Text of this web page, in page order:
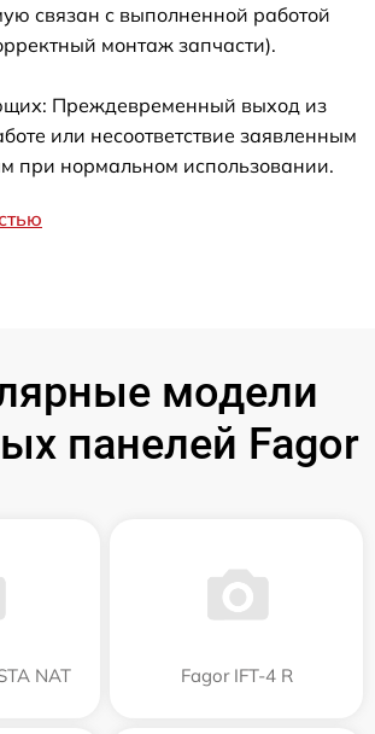
связан с выполненной работой
монтаж запчасти).
Преждевременный выход из
или несоответствие заявленным
при нормальном использовании.
модели
панелей Fagor
NAT Fagor IFT-4 R